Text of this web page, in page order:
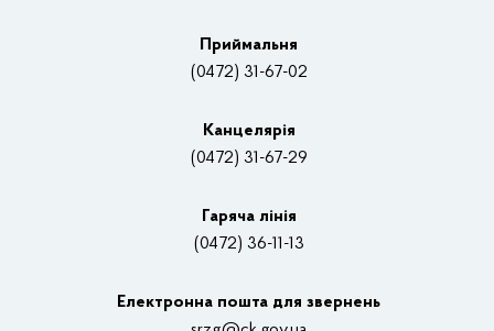
Нагороди
Контакти
Відеотрансляції
Структурні підрозділи ОДА
Приймальня
(0472) 31-67-02
Канцелярiя
(0472) 31-67-29
Гаряча лінія
(0472) 36-11-13
Електронна пошта для звернень